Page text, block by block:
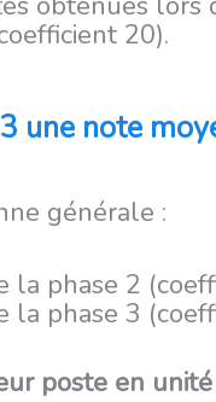
20).
une note
générale :
la phase 2
la phase 3
poste en